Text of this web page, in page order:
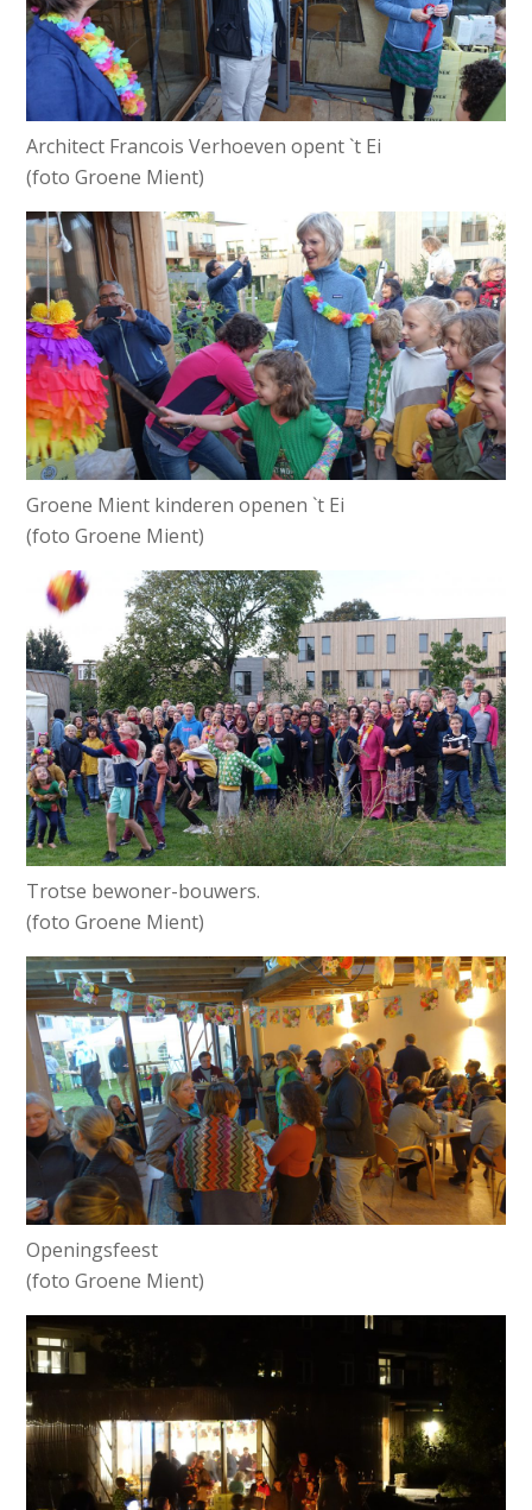
Architect Francois Verhoeven opent `t Ei
(foto Groene Mient)
Groene Mient kinderen openen `t Ei
(foto Groene Mient)
Trotse bewoner-bouwers.
(foto Groene Mient)
Openingsfeest
(foto Groene Mient)